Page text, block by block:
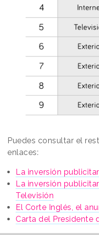
Puedes consultar el
enlaces:
La inversión
La inversión
Televisión
El Corte Inglés, el
Carta del Presidente